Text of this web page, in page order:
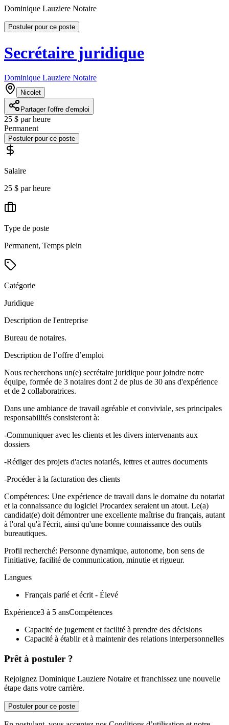
Dominique Lauziere Notaire
Postuler pour ce poste
Secrétaire juridique
Dominique Lauziere Notaire
Nicolet
Partager l'offre d'emploi
25 $ par heure
Permanent
Postuler pour ce poste
Salaire
25 $ par heure
Type de poste
Permanent, Temps plein
Catégorie
Juridique
Description de l'entreprise
Bureau de notaires.
Description de l’offre d’emploi
Nous recherchons un(e) secrétaire juridique pour joindre notre
équipe, formée de 3 notaires dont 2 de plus de 30 ans d'expérience
et de 2 collaboratrices.
Dans une ambiance de travail agréable et conviviale, ses principales
responsabilités consisteront à:
-Communiquer avec les clients et les divers intervenants aux
dossiers
-Rédiger des projets d'actes notariés, lettres et autres documents
-Procéder à la facturation des clients
Compétences: Une expérience de travail dans le domaine du notariat
et la connaissance du logiciel Procardex seraient un atout. Le(a)
candidat(e) doit démontrer une excellente maîtrise du français, autant
à l'oral qu'à l'écrit, ainsi qu'une bonne connaissance des outils
bureautiques.
Profil recherché: Personne dynamique, autonome, bon sens de
l'initiative, facilité de communication, minutie et rigueur.
Langues
Français parlé et écrit - Élevé
Expérience3 à 5 ansCompétences
Capacité de jugement et facilité à prendre des décisions
Capacité à établir et à maintenir des relations interpersonnelles
Prêt à postuler ?
Rejoignez Dominique Lauziere Notaire et franchissez une nouvelle
étape dans votre carrière.
Postuler pour ce poste